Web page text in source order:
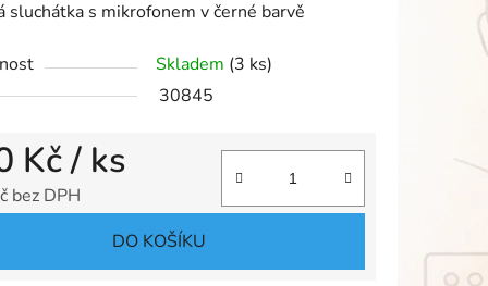
sluchátka s mikrofonem v černé barvě
Skladem (3 ks)
30845
Kč/ ks
bez DPH
DO KOŠÍKU